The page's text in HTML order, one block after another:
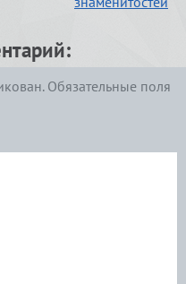
Обязательные поля